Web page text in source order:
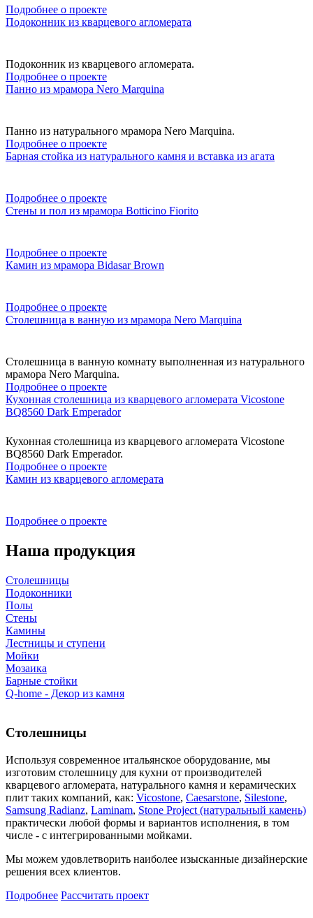
Подробнее о проекте
Подоконник из кварцевого агломерата
Подоконник из кварцевого агломерата.
Подробнее о проекте
Панно из мрамора Nero Marquina
Панно из натурального мрамора Nero Marquina.
Подробнее о проекте
Барная стойка из натурального камня и вставка из агата
Подробнее о проекте
Стены и пол из мрамора Botticino Fiorito
Подробнее о проекте
Камин из мрамора Bidasar Brown
Подробнее о проекте
Столешница в ванную из мрамора Nero Marquina
Столешница в ванную комнату выполненная из натурального
мрамора Nero Marquina.
Подробнее о проекте
Кухонная столешница из кварцевого агломерата Vicostone
BQ8560 Dark Emperador
Кухонная столешница из кварцевого агломерата Vicostone
BQ8560 Dark Emperador.
Подробнее о проекте
Камин из кварцевого агломерата
Подробнее о проекте
Наша продукция
Столешницы
Подоконники
Полы
Стены
Камины
Лестницы и ступени
Мойки
Мозаика
Барные стойки
Q-home - Декор из камня
Столешницы
Используя современное итальянское оборудование, мы
изготовим столешницу для кухни от производителей
кварцевого агломерата, натурального камня и керамических
плит таких компаний, как: Vicostone, Caesarstone, Silestone,
Samsung Radianz, Laminam, Stone Project (натуральный камень)
практически любой формы и вариантов исполнения, в том
числе - с интегрированными мойками.
Мы можем удовлетворить наиболее изысканные дизайнерские
решения всех клиентов.
Подробнее Рассчитать проект